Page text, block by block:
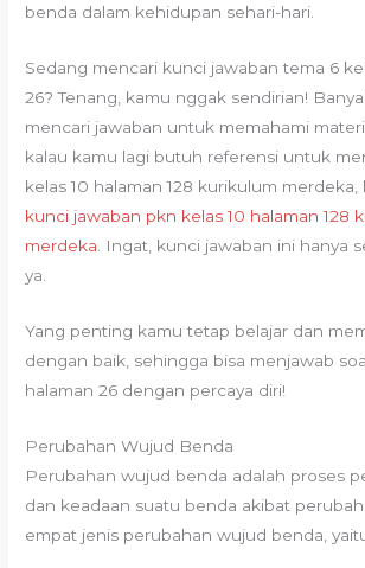
benda dalam kehidupan sehari-hari.
Sedang mencari kunci jawaban tema 6
26? Tenang, kamu nggak sendirian!
mencari jawaban untuk memahami
kalau kamu lagi butuh referensi untuk
kelas 10 halaman 128 kurikulum
kunci jawaban pkn kelas 10 halaman 128
merdeka. Ingat, kunci jawaban ini hanya
ya.
Yang penting kamu tetap belajar dan
dengan baik, sehingga bisa menjawab
halaman 26 dengan percaya diri!
Perubahan Wujud Benda
Perubahan wujud benda adalah proses
dan keadaan suatu benda akibat
empat jenis perubahan wujud benda,